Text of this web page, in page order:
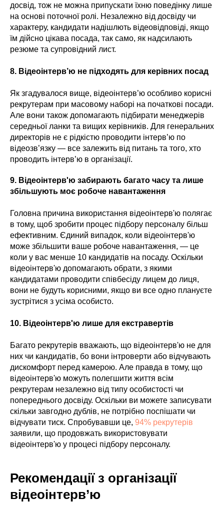
досвід, тож не можна припускати їхню поведінку лише
на основі поточної ролі. Незалежно від досвіду чи
характеру, кандидати надішлють відеовідповіді, якщо
їм дійсно цікава посада, так само, як надсилають
резюме та супровідний лист.
8. Відеоінтерв’ю не підходять для керівних посад
Як згадувалося вище, відеоінтерв’ю особливо корисні
рекрутерам при масовому наборі на початкові посади.
Але вони також допомагають підбирати менеджерів
середньої ланки та вищих керівників. Для генеральних
директорів не є рідкістю проводити інтерв’ю по
відеозв’язку — все залежить від питань та того, хто
проводить інтерв’ю в організації.
9. Відеоінтерв'ю забирають багато часу та лише
збільшують моє робоче навантаження
Головна причина використання відеоінтерв'ю полягає
в тому, щоб зробити процес підбору персоналу більш
ефективним. Єдиний випадок, коли відеоінтерв'ю
може збільшити ваше робоче навантаження, — це
коли у вас менше 10 кандидатів на посаду. Оскільки
відеоінтерв'ю допомагають обрати, з якими
кандидатами проводити співбесіду лицем до лиця,
вони не будуть корисними, якщо ви все одно плануєте
зустрітися з усіма особисто.
10. Відеоінтерв'ю лише для екстравертів
Багато рекрутерів вважають, що відеоінтерв'ю не для
них чи кандидатів, бо вони інтроверти або відчувають
дискомфорт перед камерою. Але правда в тому, що
відеоінтерв'ю можуть полегшити життя всім
рекрутерам незалежно від типу особистості чи
попереднього досвіду. Оскільки ви можете записувати
скільки завгодно дублів, не потрібно поспішати чи
відчувати тиск. Спробувавши це, 94% рекрутерів
заявили, що продовжать використовувати
відеоінтерв'ю у процесі підбору персоналу.
Рекомендації з організації
відеоінтерв’ю